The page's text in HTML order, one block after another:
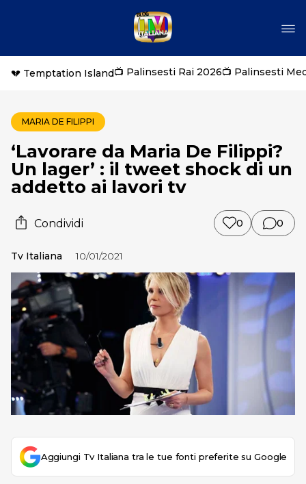
💔 Temptation Island📺 Palinsesti Rai 2026📺 Palinsesti
MARIA DE FILIPPI
‘Lavorare da Maria De Filippi?
Un lager’ : il tweet shock di un
addetto ai lavori tv
Condividi 0 0
Tv Italiana 10/01/2021
Aggiungi Tv Italiana tra le tue fonti preferite su Google